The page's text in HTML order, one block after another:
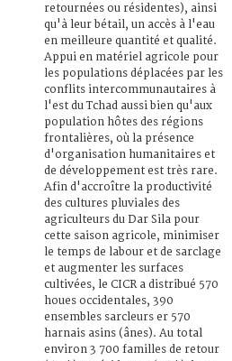
retournées ou résidentes), ainsi
qu'à leur bétail, un accès à l'eau
en meilleure quantité et qualité.
Appui en matériel agricole pour
les populations déplacées par les
conflits intercommunautaires à
l'est du Tchad aussi bien qu'aux
population hôtes des régions
frontalières, où la présence
d'organisation humanitaires et
de développement est très rare.
Afin d'accroître la productivité
des cultures pluviales des
agriculteurs du Dar Sila pour
cette saison agricole, minimiser
le temps de labour et de sarclage
et augmenter les surfaces
cultivées, le CICR a distribué 570
houes occidentales, 390
ensembles sarcleurs er 570
harnais asins (ânes). Au total
environ 3 700 familles de retour